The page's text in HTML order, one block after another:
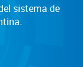
sistema de